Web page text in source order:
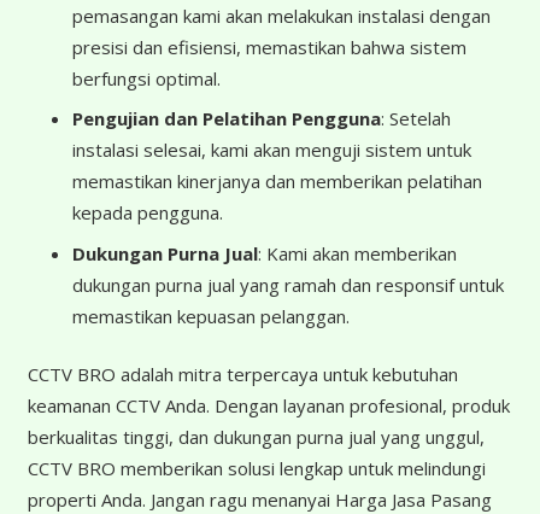
pemasangan kami akan melakukan instalasi dengan
presisi dan efisiensi, memastikan bahwa sistem
berfungsi optimal.
Pengujian dan Pelatihan Pengguna: Setelah
instalasi selesai, kami akan menguji sistem untuk
memastikan kinerjanya dan memberikan pelatihan
kepada pengguna.
Dukungan Purna Jual: Kami akan memberikan
dukungan purna jual yang ramah dan responsif untuk
memastikan kepuasan pelanggan.
CCTV BRO adalah mitra terpercaya untuk kebutuhan
keamanan CCTV Anda. Dengan layanan profesional, produk
berkualitas tinggi, dan dukungan purna jual yang unggul,
CCTV BRO memberikan solusi lengkap untuk melindungi
properti Anda. Jangan ragu menanyai Harga Jasa Pasang